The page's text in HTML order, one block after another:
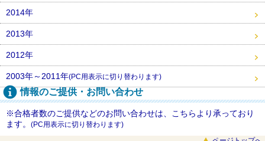
2014年
2013年
2012年
2003年～2011年(PC用表示に切り替わります)
情報のご提供・お問い合わせ
※合格者数のご提供などのお問い合わせは、こちらより承っており
ます。 (PC用表示に切り替わります)